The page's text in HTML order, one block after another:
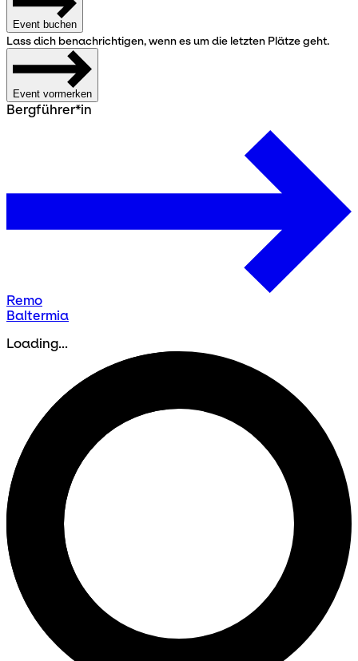
Event buchen
Lass dich benachrichtigen, wenn es um die letzten Plätze geht.
Event vormerken
Bergführer*in
Remo
Baltermia
Loading...